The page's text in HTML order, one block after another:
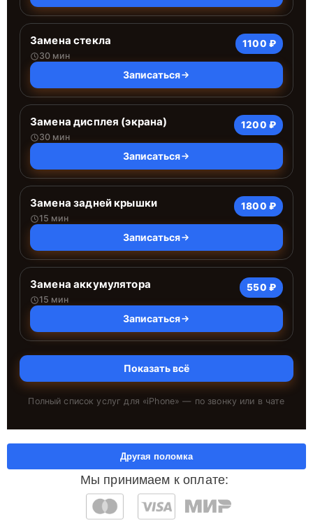
Замена стекла
30 мин
1100 ₽
Записаться
Замена дисплея (экрана)
30 мин
1200 ₽
Записаться
Замена задней крышки
15 мин
1800 ₽
Записаться
Замена аккумулятора
15 мин
550 ₽
Записаться
Показать всё
Полный список услуг для «iPhone» — по звонку или в чате
Мы принимаем к оплате:
Другая поломка